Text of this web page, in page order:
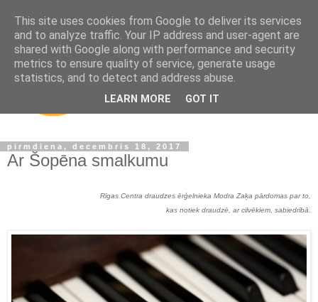
pirmdiena, decembris 18, 2017
Ar Šopēna smalkumu
Rīgas Centra draudzes ērģelnieka Modra Zaķa pārdomas par to,
kas notiek draudzē, ar cilvēkiem, sabiedrībā.
This site uses cookies from Google to deliver its services
and to analyze traffic. Your IP address and user-agent are
shared with Google along with performance and security
metrics to ensure quality of service, generate usage
statistics, and to detect and address abuse.
LEARN MORE GOT IT